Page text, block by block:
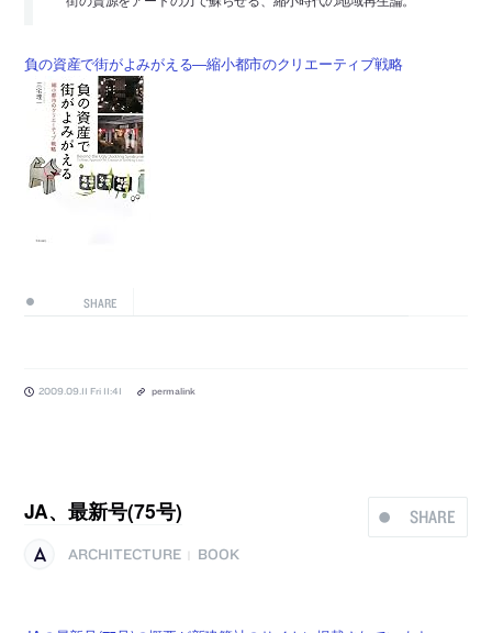
負の資産で街がよみがえる―縮小都市のクリエーティブ戦略
SHARE
2009.09.11 Fri 11:41 permalink
SHARE
JA、最新号(75号)
ARCHITECTURE BOOK